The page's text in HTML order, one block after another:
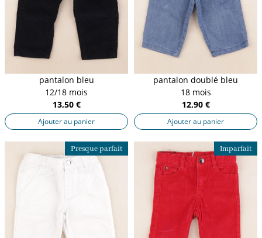
pantalon bleu
12/18 mois
13,50 €
Ajouter au panier
pantalon doublé bleu
18 mois
12,90 €
Ajouter au panier
Presque parfait Imparfait